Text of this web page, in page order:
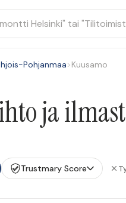
Pohjanmaa>Kuusamo
ja
Trustmary Score